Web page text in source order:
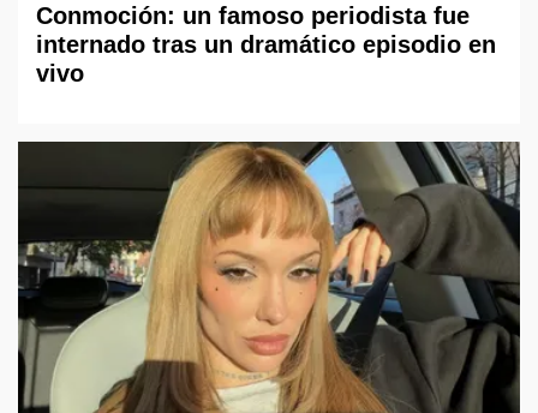
Conmoción: un famoso periodista fue
internado tras un dramático episodio en
vivo